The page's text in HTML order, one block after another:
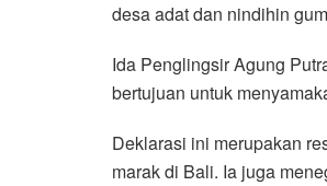
desa adat dan nindihin
Ida Penglingsir Agung
bertujuan untuk
Deklarasi ini merupakan
marak di Bali. Ia juga